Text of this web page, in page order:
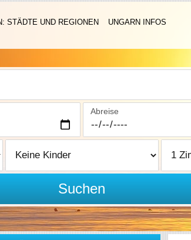
STÄDTE UND REGIONEN
UNGARN INFOS
Abreise
Suchen